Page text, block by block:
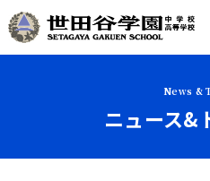
News &
ニュース&